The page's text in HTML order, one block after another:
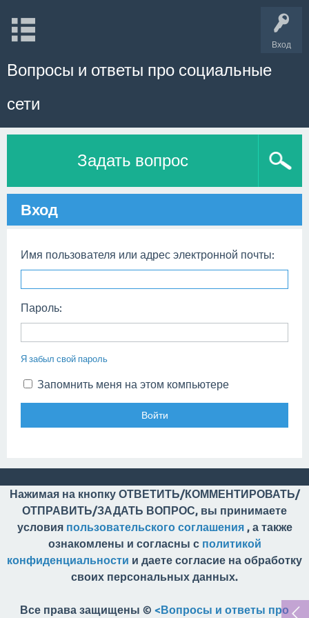
Вход
Вопросы и ответы про социальные
сети
Задать вопрос
Вход
Имя пользователя или адрес электронной почты:
Пароль:
Я забыл свой пароль
Запомнить меня на этом компьютере
Нажимая на кнопку ОТВЕТИТЬ/КОММЕНТИРОВАТЬ/
ОТПРАВИТЬ/ЗАДАТЬ ВОПРОС, вы принимаете
условия пользовательского соглашения, а также
ознакомлены и согласны с политикой
конфиденциальности и даете согласие на обработку
своих персональных данных.
Все права защищены © <Вопросы и ответы про